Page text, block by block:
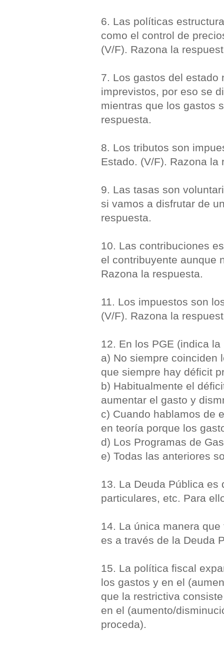
6. Las políticas
como el control de
(V/F). Razona la
7. Los gastos del estado
imprevistos, por eso se
mientras que los gastos
respuesta.
8. Los tributos son
Estado. (V/F). Razona la
9. Las tasas son
si vamos a disfrutar de
respuesta.
10. Las contribuciones
el contribuyente aunque
Razona la respuesta.
11. Los impuestos son
(V/F). Razona la
12. En los PGE (indica
a) No siempre coinciden
que siempre hay déficit
b) Habitualmente el
aumentar el gasto y
c) Cuando hablamos de
en teoría porque los
d) Los Programas de
e) Todas las anteriores
13. La Deuda Pública es
particulares, etc. Para
14. La única manera
es a través de la Deuda
15. La política fiscal
los gastos y en el
que la restrictiva
en el (aumento/
proceda).